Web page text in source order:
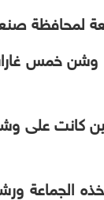
لمحافظة
وشن خمس
كانت على
الجماعة